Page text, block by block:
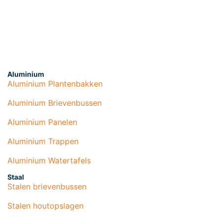
Aluminium
Aluminium Plantenbakken
Aluminium Brievenbussen
Aluminium Panelen
Aluminium Trappen
Aluminium Watertafels
Staal
Stalen brievenbussen
Stalen houtopslagen